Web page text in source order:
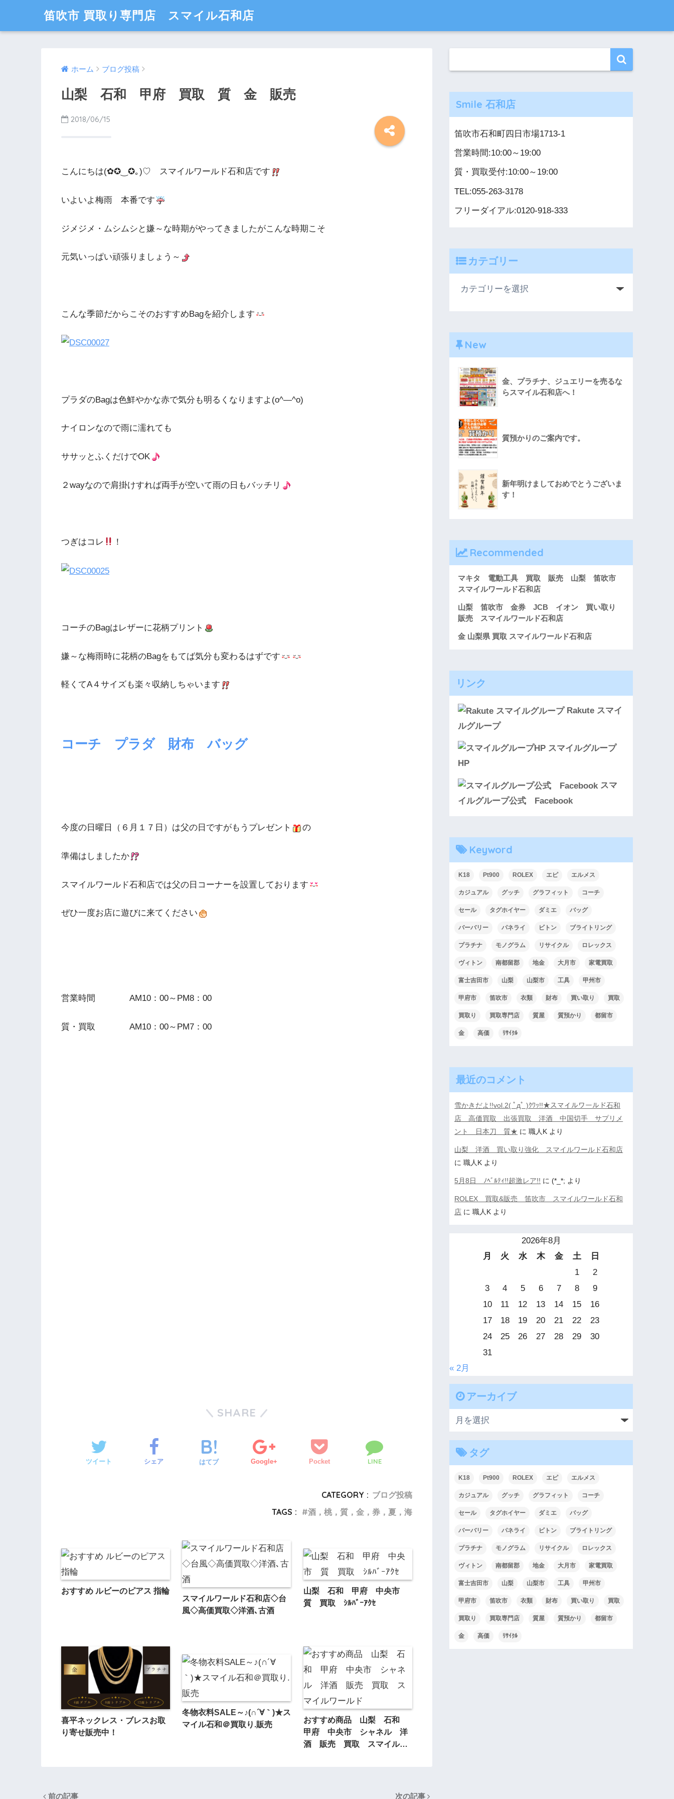
笛吹市 買取り専門店 スマイル石和店
ホーム ブログ投稿
山梨 石和 甲府 買取 質 金 販売
2018/06/15
こんにちは(✿✪‿✪｡)♡ スマイルワールド石和店です
いよいよ梅雨 本番です
ジメジメ・ムシムシと嫌～な時期がやってきましたがこんな時期こそ
元気いっぱい頑張りましょう～
こんな季節だからこそのおすすめBagを紹介します
プラダのBagは色鮮やかな赤で気分も明るくなりますよ(o^―^o)
ナイロンなので雨に濡れても
ササッとふくだけでOK
２wayなので肩掛けすれば両手が空いて雨の日もバッチリ
つぎはコレ ！
コーチのBagはレザーに花柄プリント
嫌～な梅雨時に花柄のBagをもてば気分も変わるはずです
軽くてA４サイズも楽々収納しちゃいます
コーチ プラダ 財布 バッグ
今度の日曜日（６月１７日）は父の日ですがもうプレゼント の
準備はしましたか
スマイルワールド石和店では父の日コーナーを設置しております
ぜひ一度お店に遊びに来てください
営業時間 AM10：00～PM8：00
質・買取 AM10：00～PM7：00
SHARE
ツイート シェア はてブ Google+ Pocket LINE
CATEGORY : ブログ投稿
TAGS :
酒，桃，質，金，券，夏，海
おすすめ ルビーのピアス 指輪
スマイルワールド石和店◇台
風◇高価買取◇洋酒､古酒
山梨 石和 甲府 中央市
質 買取 ｼﾙﾊﾞｰｱｸｾ
喜平ネックレス・ブレスお取
り寄せ販売中！
冬物衣料SALE～♪(∩´∀｀)★ス
マイル石和＠買取り.販売
おすすめ商品 山梨 石和
甲府 中央市 シャネル 洋
酒 販売 買取 スマイルワ
前の記事 次の記事
Smile 石和店
笛吹市石和町四日市場1713-1
営業時間:10:00～19:00
質・買取受付:10:00～19:00
TEL:055-263-3178
フリーダイアル:0120-918-333
カテゴリー
New
金、プラチナ、ジュエリーを売るな
らスマイル石和店へ！
質預かりのご案内です。
新年明けましておめでとうございま
す！
Recommended
マキタ 電動工具 買取 販売 山梨 笛吹市
スマイルワールド石和店
山梨 笛吹市 金券 JCB イオン 買い取り
販売 スマイルワールド石和店
金 山梨県 買取 スマイルワールド石和店
リンク
Rakute スマイ
ルグループ
スマイルグループ
HP
スマ
イルグループ公式 Facebook
Keyword
K18 Pt900 ROLEX エピ エルメス
カジュアル グッチ グラフィット コーチ
セール タグホイヤー ダミエ バッグ
バーバリー パネライ ビトン ブライトリング
プラチナ モノグラム リサイクル ロレックス
ヴィトン 南都留郡 地金 大月市 家電買取
富士吉田市 山梨 山梨市 工具 甲州市
甲府市 笛吹市 衣類 財布 買い取り 買取
買取り 買取専門店 質屋 質預かり 都留市
金 高価 ﾘｻｲｸﾙ
最近のコメント
雪かきだよ!!vol.2( ﾟдﾟ )ｸﾜｯ!!★スマイルワールド石和
店 高価買取 出張買取 洋酒 中国切手 サプリメ
ント 日本刀 質★ に職人K より
山梨 洋酒 買い取り強化 スマイルワールド石和店
に職人K より
5月8日 ﾉﾍﾞﾙﾃｨ!!超激レア!! に (*_*; より
ROLEX 買取&販売 笛吹市 スマイルワールド石和
店 に職人K より
2026年8月
月
火 水 木 金 土
日
1
2
3
4 5 6 7 8
9
10
11 12 13 14 15
16
17
18 19 20 21 22
23
24
25 26 27 28 29
30
31
« 2月
アーカイブ
タグ
K18 Pt900 ROLEX エピ エルメス
カジュアル グッチ グラフィット コーチ
セール タグホイヤー ダミエ バッグ
バーバリー パネライ ビトン ブライトリング
プラチナ モノグラム リサイクル ロレックス
ヴィトン 南都留郡 地金 大月市 家電買取
富士吉田市 山梨 山梨市 工具 甲州市
甲府市 笛吹市 衣類 財布 買い取り 買取
買取り 買取専門店 質屋 質預かり 都留市
金 高価 ﾘｻｲｸﾙ